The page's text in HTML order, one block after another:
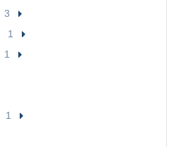
3
1
1
1